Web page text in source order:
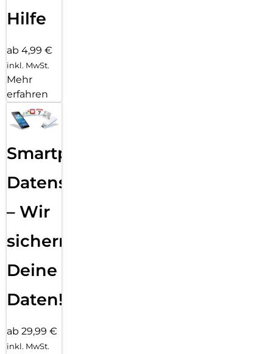
Hilfe
ab 4,99 €
inkl. MwSt.
Mehr
erfahren
Smartphone
Datensicherung
– Wir
sichern
Deine
Daten!
ab 29,99 €
inkl. MwSt.